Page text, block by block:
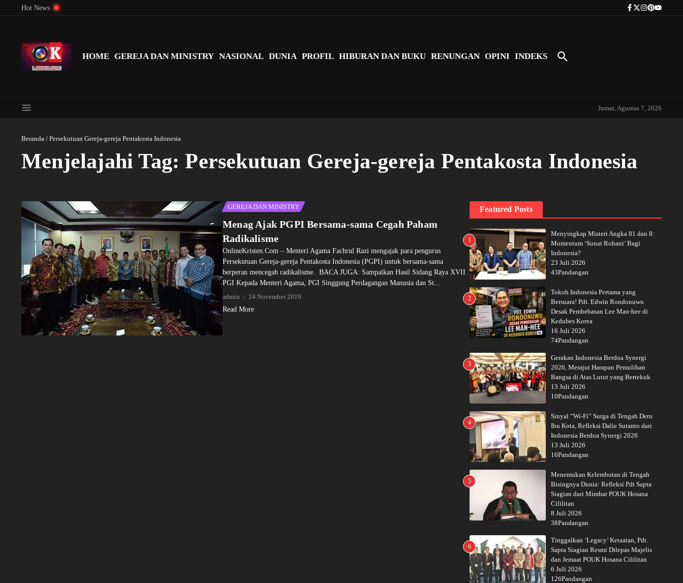
Lewati ke konten
Hot News Tokoh Indonesia Pertama yang
HOME GEREJA DAN MINISTRY NASIONAL DUNIA PROFIL HIBURAN DAN BUKU RENUNGAN OPINI INDEKS
Jumat, Agustus 7, 2026
Beranda / Persekutuan Gereja-gereja Pentakosta Indonesia
Menjelajahi Tag: Persekutuan Gereja-gereja Pentakosta Indonesia
GEREJA DAN MINISTRY
Menag Ajak PGPI Bersama-sama Cegah Paham
Radikalisme
OnlineKristen.Com – Menteri Agama Fachrul Razi mengajak para pengurus
Persekutuan Gereja-gereja Pentakosta Indonesia (PGPI) untuk bersama-sama
berperan mencegah radikalisme. BACA JUGA: Sampaikan Hasil Sidang Raya XVII
PGI Kepada Menteri Agama, PGI Singgung Perdagangan Manusia dan St...
admin
24 November 2019
Read More
Featured Posts
1
Menyingkap Misteri Angka 81 dan 8:
Momentum ‘Sunat Rohani’ Bagi
Indonesia?
23 Juli 2026
43Pandangan
2
Tokoh Indonesia Pertama yang
Bersuara! Pdt. Edwin Rondonuwu
Desak Pembebasan Lee Man-hee di
Kedubes Korea
16 Juli 2026
74Pandangan
3
Gerakan Indonesia Berdoa Synergi
2026, Merajut Harapan Pemulihan
Bangsa di Atas Lutut yang Bertekuk
13 Juli 2026
10Pandangan
4
Sinyal “Wi-Fi” Surga di Tengah Deru
Ibu Kota, Refleksi Dalie Sutanto dari
Indonesia Berdoa Synergi 2026
13 Juli 2026
16Pandangan
5
Menemukan Kelembutan di Tengah
Bisingnya Dunia: Refleksi Pdt Sapta
Siagian dari Mimbar POUK Hosana
Cililitan
8 Juli 2026
38Pandangan
6
Tinggalkan ‘Legacy’ Ketaatan, Pdt.
Sapta Siagian Resmi Dilepas Majelis
dan Jemaat POUK Hosana Cililitan
6 Juli 2026
126Pandangan